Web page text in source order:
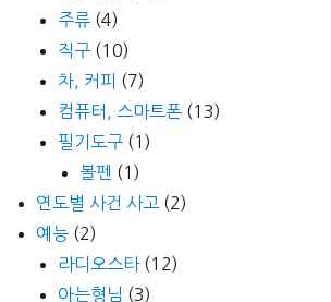
주류 (4)
직구 (10)
차, 커피 (7)
컴퓨터, 스마트폰 (13)
필기도구 (1)
볼펜 (1)
연도별 사건 사고 (2)
예능 (2)
라디오스타(12)
아는형님 (3)